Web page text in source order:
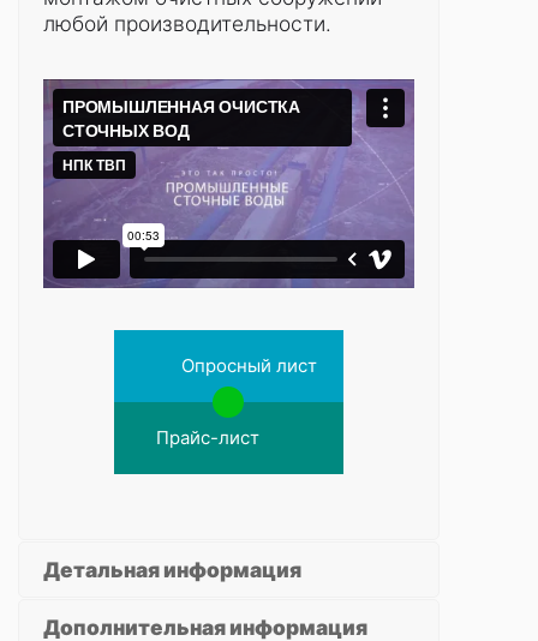
любой производительности.
Опросный лист
Прайс-лист
Детальная информация
Дополнительная информация